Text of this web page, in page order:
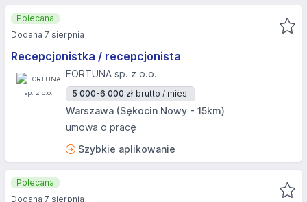
Recepcjonistka / recepcjonista
FORTUNA sp. z o.o.
5 000-6 000 zł brutto / mies.
Warszawa (Sękocin Nowy - 15km)
umowa o pracę
Szybkie aplikowanie
Polecana
Dodana 7 sierpnia
Polecana
Dodana 7 sierpnia